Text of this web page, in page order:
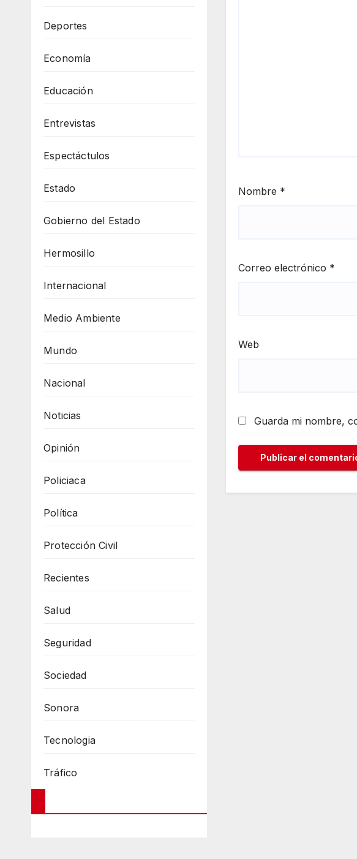
Deportes
Economía
Educación
Entrevistas
Espectáctulos
Estado
Gobierno del Estado
Hermosillo
Internacional
Medio Ambiente
Mundo
Nacional
Noticias
Opinión
Policiaca
Política
Protección Civil
Recientes
Salud
Seguridad
Sociedad
Sonora
Tecnologia
Tráfico
Nombre *
Correo electrónico *
Web
Guarda mi nombre,